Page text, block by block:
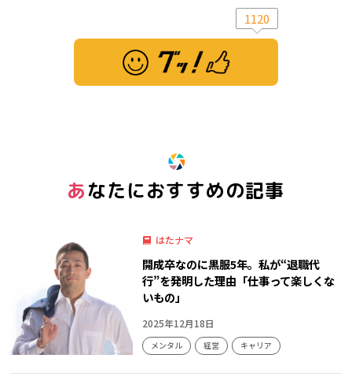
1120
あなたにおすすめの記事
はたナマ
開成卒なのに黒服5年。私が“退職代
行”を発明した理由「仕事って楽しくな
いもの」
2025年12月18日
メンタル 経営 キャリア